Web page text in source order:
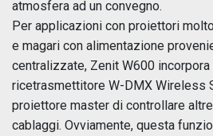
atmosfera ad un convegno.
Per applicazioni con proiettori
e magari con alimentazione
centralizzate, Zenit W600
ricetrasmettitore W-DMX Wireless
proiettore master di controllare
cablaggi. Ovviamente, questa